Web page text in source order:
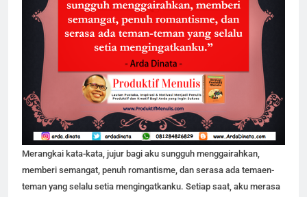
Merangkai kata-kata, jujur bagi aku sungguh menggairahkan,
memberi semangat, penuh romantisme, dan serasa ada temaen-
teman yang selalu setia mengingatkanku. Setiap saat, aku merasa